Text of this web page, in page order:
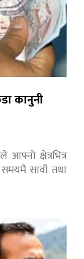
कानुनी
क्षेत्रभित्र
सावाँ तथा